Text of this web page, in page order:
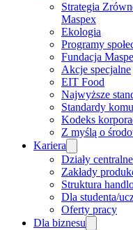
Strategia
Maspex
Ekologia
Programy
Fundacja
Akcje specjalne
EIT Food
Najwyższe
Standardy
Kodeks
Z myślą o
Kariera
Działy centralne
Zakłady
Struktura
Dla studenta/
Oferty pracy
Dla biznesu